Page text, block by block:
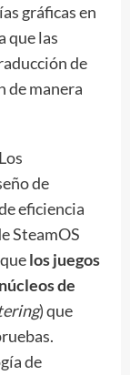
gráficas en
que las
de
de manera
Los
de
eficiencia
SteamOS
los juegos
de
) que
de